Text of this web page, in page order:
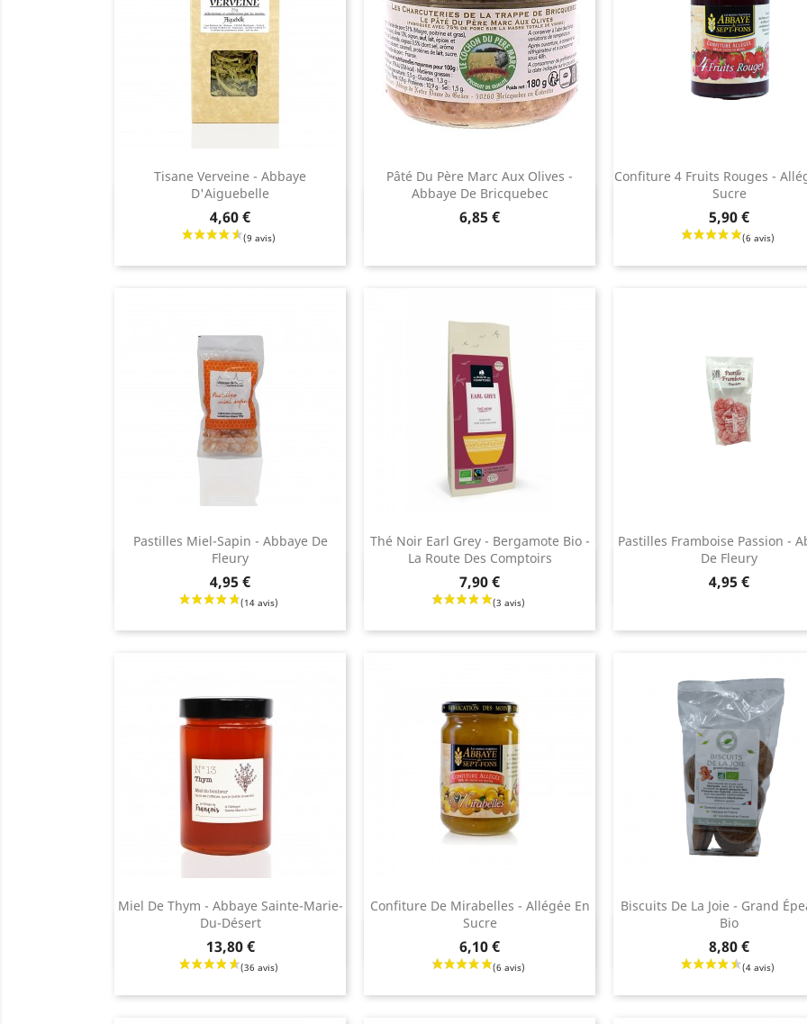
Tisane Verveine - Abbaye
D'Aiguebelle
4,60 €
Aperçu rapide
Pâté Du Père Marc Aux Olives -
Abbaye De Bricquebec
6,85 €
Aperçu rapide
Confiture 4 Fruits Rouges -
Sucre
5,90 €
Aperçu rapide
Pastilles Miel-Sapin - Abbaye De
Fleury
4,95 €
Aperçu rapide
Thé Noir Earl Grey - Bergamote Bio -
La Route Des Comptoirs
7,90 €
Aperçu rapide
Pastilles Framboise Passion -
De Fleury
4,95 €
Aperçu rapide
Miel De Thym - Abbaye Sainte-Marie-
Du-Désert
13,80 €
Aperçu rapide
Confiture De Mirabelles - Allégée En
Sucre
6,10 €
Aperçu rapide
Biscuits De La Joie - Grand
Bio
8,80 €
Aperçu rapide